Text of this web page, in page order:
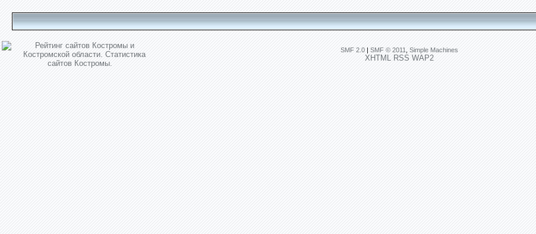
SMF 2.0 | SMF © 2011 Simple Machines
XHTML RSS WAP2